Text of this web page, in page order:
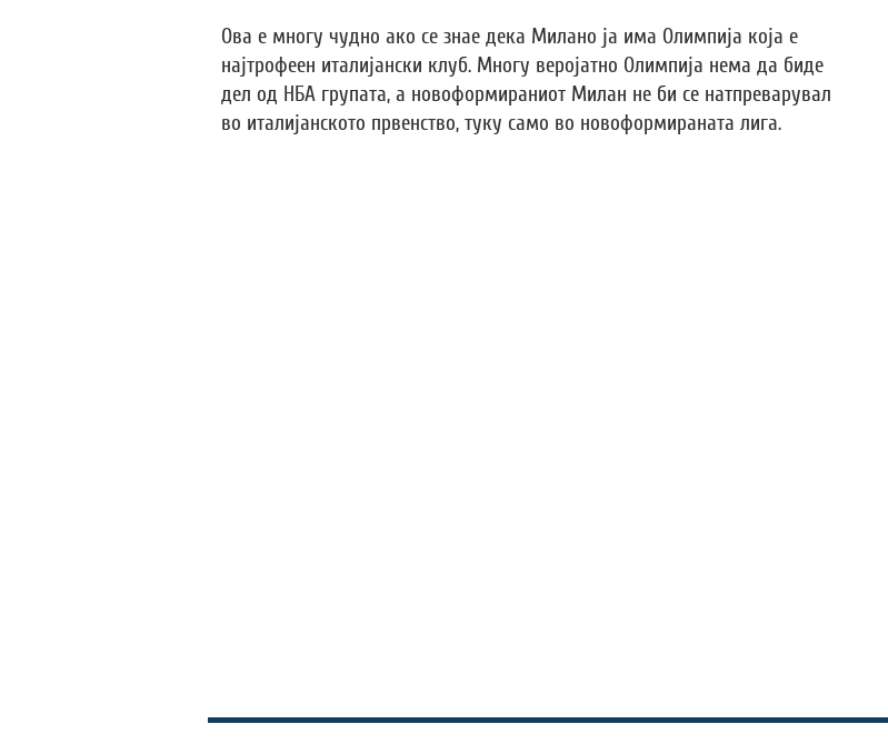
Ова е многу чудно ако се знае дека Милано ја има Олимпија која е
најтрофеен италијански клуб. Многу веројатно Олимпија нема да биде
дел од НБА групата, а новоформираниот Милан не би се натпреварувал
во италијанското првенство, туку само во новоформираната лига.